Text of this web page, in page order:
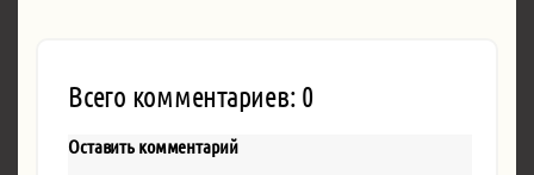
Всего комментариев: 0
Оставить комментарий